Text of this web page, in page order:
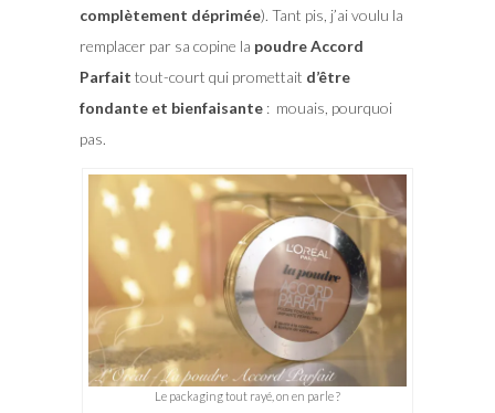
complètement déprimée). Tant pis, j’ai voulu la
remplacer par sa copine la poudre Accord
Parfait tout-court qui promettait d’être
fondante et bienfaisante: mouais, pourquoi
pas.
Le packaging tout rayé, on en parle ?